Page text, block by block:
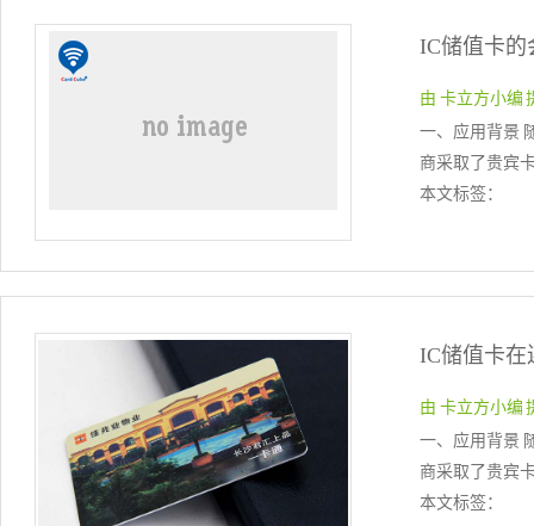
IC储值卡的
由 卡立方小编
一、应用背景
商采取了贵宾
本文标签：
IC储值卡在
由 卡立方小编
一、应用背景
商采取了贵宾
本文标签：